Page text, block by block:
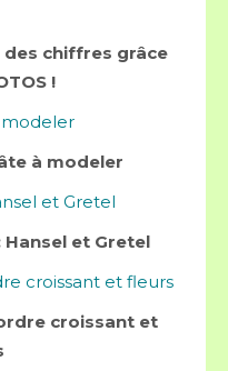
des chiffres grâce
!
à modeler
et Gretel
croissant et